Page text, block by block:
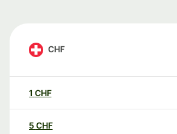
CHF
1 CHF
5 CHF